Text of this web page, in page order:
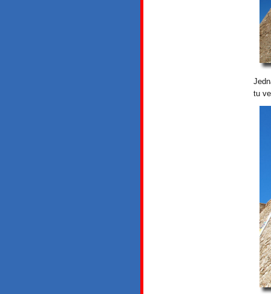
tu